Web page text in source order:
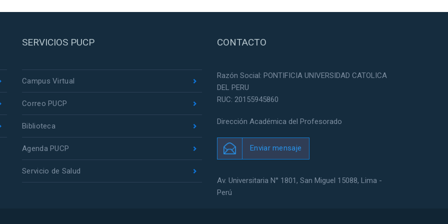
SERVICIOS PUCP
Campus Virtual
Correo PUCP
Biblioteca
Agenda PUCP
Servicio de Salud
CONTACTO
Razón Social: PONTIFICIA UNIVERSIDAD CATOLICA
DEL PERU
RUC: 20155945860
Dirección Académica del Profesorado
Enviar mensaje
Av. Universitaria N° 1801, San Miguel 15088, Lima -
Perú